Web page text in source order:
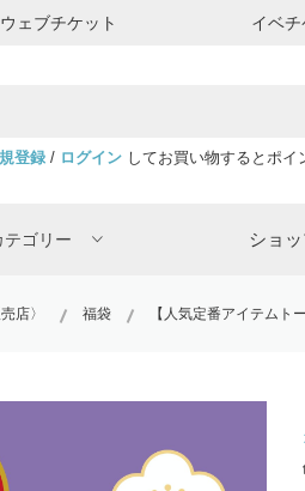
ウェブチケット イベチ
登録/ ログインしてお買い物するとポイ
テゴリー ショ
店〉 福袋 【人気定番アイテム